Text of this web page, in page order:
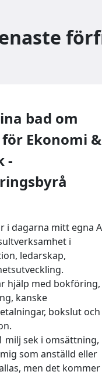
bad om
Ekonomi &
-
i dagarna mitt egna
i
ledarskap,
hjälp med bokföring,
kanske
bokslut och
milj sek i omsättning,
som anställd eller
men det kommer